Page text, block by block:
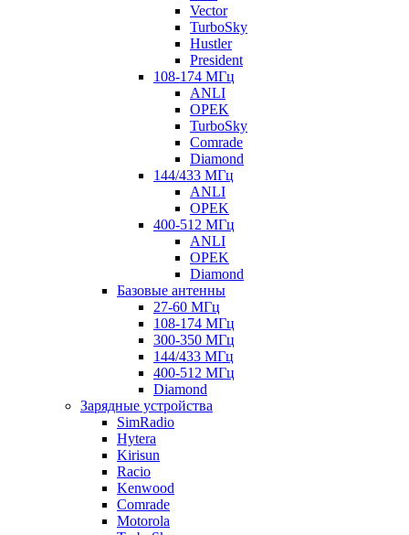
Vector
TurboSky
Hustler
President
108-174 МГц
ANLI
OPEK
TurboSky
Comrade
Diamond
144/433 МГц
ANLI
OPEK
400-512 МГц
ANLI
OPEK
Diamond
Базовые антенны
27-60 МГц
108-174 МГц
300-350 МГц
144/433 МГц
400-512 МГц
Diamond
Зарядные устройства
SimRadio
Hytera
Kirisun
Racio
Kenwood
Comrade
Motorola